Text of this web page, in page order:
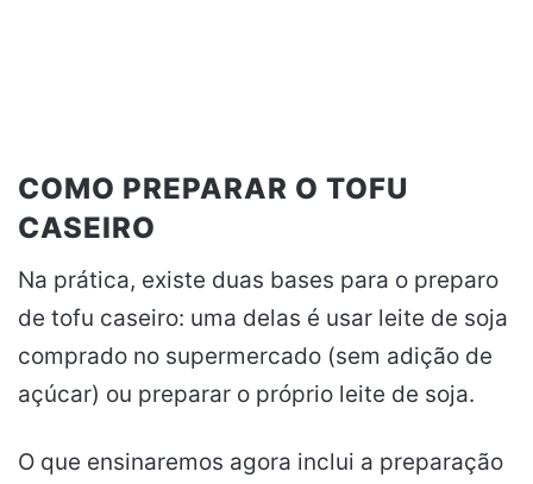
COMO PREPARAR O TOFU
CASEIRO
Na prática, existe duas bases para o preparo
de tofu caseiro: uma delas é usar leite de soja
comprado no supermercado (sem adição de
açúcar) ou preparar o próprio leite de soja.
O que ensinaremos agora inclui a preparação